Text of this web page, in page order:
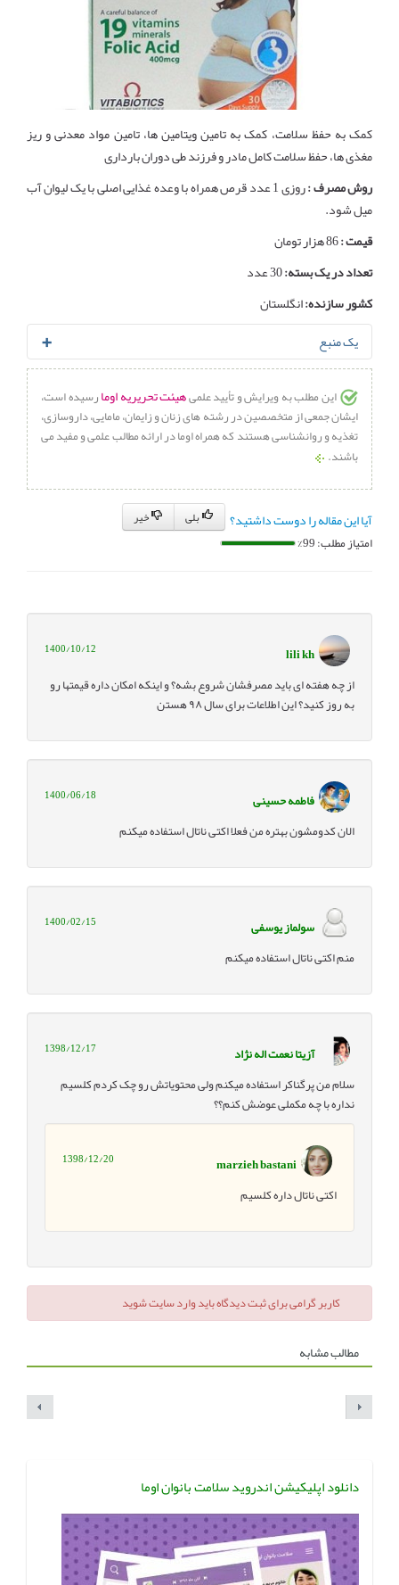
کمک به حفظ سلامت، کمک به تامین ویتامین ها، تامین مواد معدنی و ریز
مغذی ها، حفظ سلامت کامل مادر و فرزند طی دوران بارداری
روش مصرف :
روزی 1 عدد قرص همراه با وعده غذایی اصلی با یک لیوان آب
میل شود.
قیمت :86 هزار تومان
تعداد در یک بسته:30 عدد
کشور سازنده:انگلستان
یک منبع
Jillian Kubala.Supplements During Pregnancy: What’s Safe and
What’s Not.on December 21, 2017این مطلب به ویرایش و تأیید علمیهیئت تحریریه اومارسیده است،
ایشان جمعی از متخصصین در رشته های زنان و زایمان، مامایی، داروسازی،
تغذیه و روانشناسی هستند که همراه اوما در ارائه مطالب علمی و مفید می
باشند.
آیا این مقاله را دوست داشتید؟ خیر
امتیاز مطلب: 99%
lili kh
1400/10/12
از چه هفته ای باید مصرفشان شروع بشه؟ و اینکه امکان داره قیمتها رو
به روز کنید؟ این اطلاعات برای سال ۹۸ هستن
فاطمه حسینی 1400/06/18
الان کدومشون بهتره من فعلا اکتی ناتال استفاده میکنم
سولماز یوسفی 1400/02/15
منم اکتی ناتال استفاده میکنم
آزیتا نعمت اله نژاد 1398/12/17
سلام من پرگناکر استفاده میکنم ولی محتویاتش رو چک کردم کلسیم
نداره با چه مکملی عوضش کنم؟؟
marzieh bastani
1398/12/20
اکتی ناتال داره کلسیم
کاربر گرامی برای ثبت دیدگاه باید وارد سایت شوید
مطالب مشابه
دانلود اپلیکیشن اندروید سلامت بانوان اوما